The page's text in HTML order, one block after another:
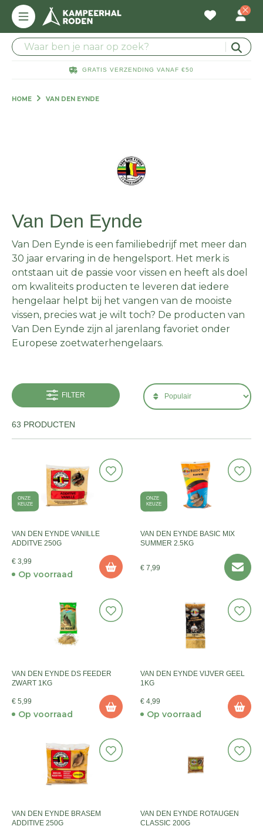
GRATIS VERZENDING VANAF €50
HOME VAN DEN EYNDE
Van Den Eynde
Van Den Eynde is een familiebedrijf met meer dan
30 jaar ervaring in de hengelsport. Het merk is
ontstaan uit de passie voor vissen en heeft als doel
om kwaliteits producten te leveren dat iedere
hengelaar helpt bij het vangen van de mooiste
vissen, precies wat je wilt toch? De producten van
Van Den Eynde zijn al jarenlang favoriet onder
Europese zoetwaterhengelaars.
FILTER
63 PRODUCTEN
ONZE
KEUZE
VAN DEN EYNDE VANILLE
ADDITVE 250G
€ 3,99
Op voorraad
ONZE
KEUZE
VAN DEN EYNDE BASIC MIX
SUMMER 2.5KG
€ 7,99
VAN DEN EYNDE DS FEEDER
ZWART 1KG
€ 5,99
Op voorraad
VAN DEN EYNDE VIJVER GEEL
1KG
€ 4,99
Op voorraad
VAN DEN EYNDE BRASEM
ADDITIVE 250G
VAN DEN EYNDE ROTAUGEN
CLASSIC 200G